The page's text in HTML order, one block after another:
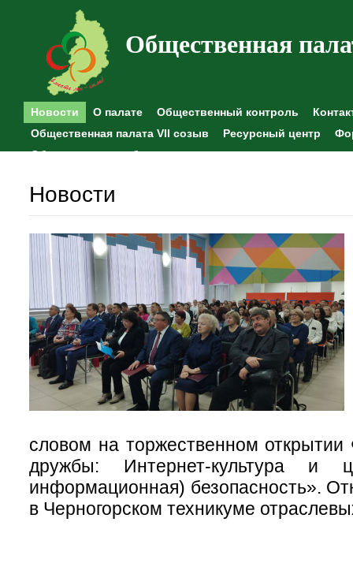
Общественная
Новости О палате Общественный контроль
Общественная палата VII созыв
Ресурсный центр
Общественные наблюдения
Новости
словом на торжественном
дружбы: Интернет-культура и
информационная) безопасность».
в Черногорском техникуме